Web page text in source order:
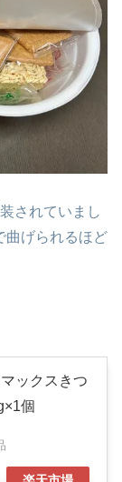
されていまし
曲げられるほど
ックスきつ
個